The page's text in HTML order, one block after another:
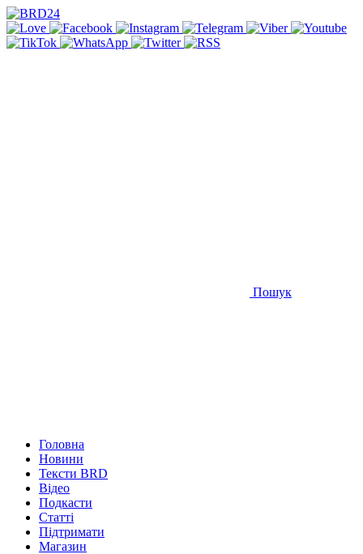
Пошук
Головна
Новини
Тексти BRD
Відео
Подкасти
Статті
Підтримати
Магазин